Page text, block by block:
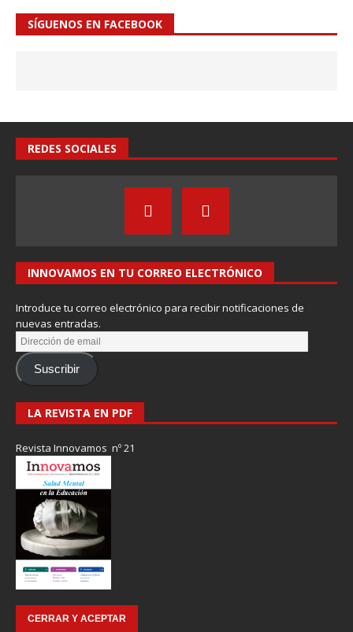
SÍGUENOS EN FACEBOOK
REDES SOCIALES
INNOVAMOS EN TU CORREO ELECTRÓNICO
Introduce tu correo electrónico para recibir notificaciones de
nuevas entradas.
Suscribir
LA REVISTA EN PDF
Revista Innovamos nº 21